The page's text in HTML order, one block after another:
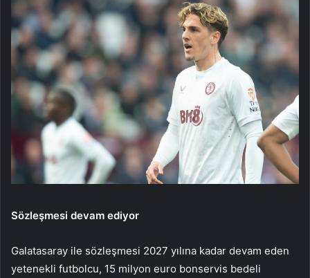
Sözleşmesi devam ediyor
Galatasaray ile sözleşmesi 2027 yılına kadar devam eden
yetenekli futbolcu, 15 milyon euro bonservis bedeli